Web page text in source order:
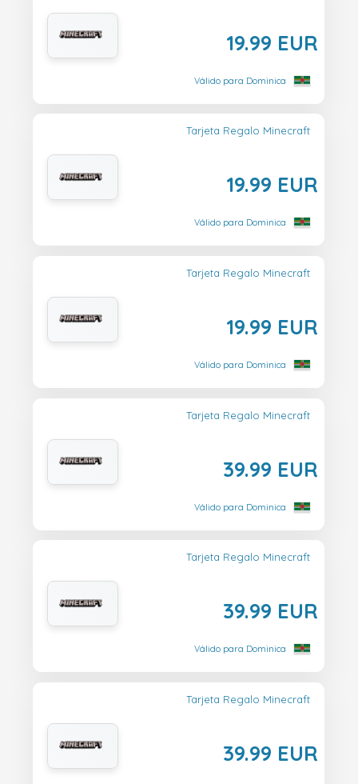
19.99 EUR
Válido para Dominica
Tarjeta Regalo Minecraft
19.99 EUR
Válido para Dominica
Tarjeta Regalo Minecraft
19.99 EUR
Válido para Dominica
Tarjeta Regalo Minecraft
39.99 EUR
Válido para Dominica
Tarjeta Regalo Minecraft
39.99 EUR
Válido para Dominica
Tarjeta Regalo Minecraft
39.99 EUR